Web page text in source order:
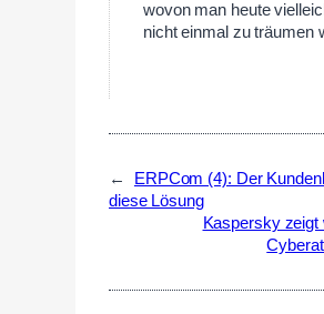
wovon man heute
nicht einmal zu träumen
←
ERPCom (4): Der
diese Lösung
Kaspersky zeigt